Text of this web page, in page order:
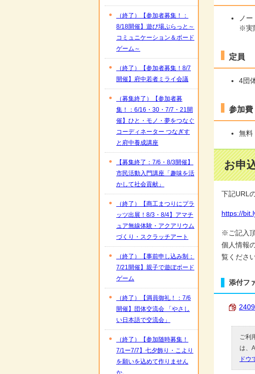
ノ
※実
定員
4団
参加費
無料
お申
下記URL
https://
※ご記入
個人情報
覧くださ
添付フ
ご利
は、
ドウ
（終了）【参加者募集！：
8/18開催】遊び場ぷらっと～
コミュニケーション＆ボード
ゲーム～
（終了）【参加者募集！8/7
開催】府中若者ミライ会議
（募集終了）【参加者募
集！：6/16・30・7/7・21開
催】ひと・モノ・夢をつなぐ
コーディネーター つなぎす
と府中養成講座
【募集終了：7/6・8/3開催】
市民活動入門講座「趣味を活
かして社会貢献」
（終了）【商工まつりにプラ
ッツ出展！8/3・8/4】アマチ
ュア無線体験・アクアリウム
づくり・スクラッチアート
（終了）【事前申し込み制：
7/21開催】親子で遊ぼボード
ゲーム
（終了）【満員御礼！：7/6
開催】団体交流会 「やさし
い日本語で交流会」
（終了）【参加随時募集！
7/1ー7/7】七夕飾り・こより
を願いを込めて作りません
か。